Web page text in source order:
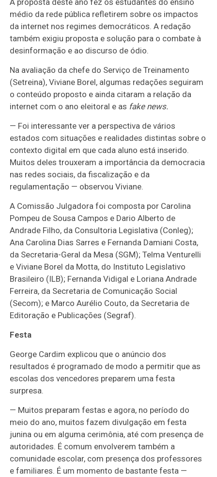
médio da rede pública refletirem sobre os impactos
da internet nos regimes democráticos. A redação
também exigiu proposta e solução para o combate à
desinformação e ao discurso de ódio.
Na avaliação da chefe do Serviço de Treinamento
(Setreina), Viviane Borel, algumas redações seguiram
o conteúdo proposto e ainda citaram a relação da
internet com o ano eleitoral e as fake news.
— Foi interessante ver a perspectiva de vários
estados com situações e realidades distintas sobre o
contexto digital em que cada aluno está inserido.
Muitos deles trouxeram a importância da democracia
nas redes sociais, da fiscalização e da
regulamentação — observou Viviane.
A Comissão Julgadora foi composta por Carolina
Pompeu de Sousa Campos e Dario Alberto de
Andrade Filho, da Consultoria Legislativa (Conleg);
Ana Carolina Dias Sarres e Fernanda Damiani Costa,
da Secretaria-Geral da Mesa (SGM); Telma Venturelli
e Viviane Borel da Motta, do Instituto Legislativo
Brasileiro (ILB); Fernanda Vidigal e Loriana Andrade
Ferreira, da Secretaria de Comunicação Social
(Secom); e Marco Aurélio Couto, da Secretaria de
Editoração e Publicações (Segraf).
Festa
George Cardim explicou que o anúncio dos
resultados é programado de modo a permitir que as
escolas dos vencedores preparem uma festa
surpresa.
— Muitos preparam festas e agora, no período do
meio do ano, muitos fazem divulgação em festa
junina ou em alguma cerimônia, até com presença de
autoridades. É comum envolverem também a
comunidade escolar, com presença dos professores
e familiares. É um momento de bastante festa —